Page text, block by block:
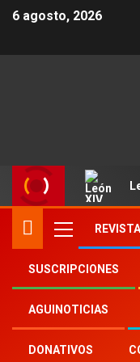
6 agosto, 2026
SUSCRIPCIONES
AGUINOTICIAS
DONATIVOS
Inicio